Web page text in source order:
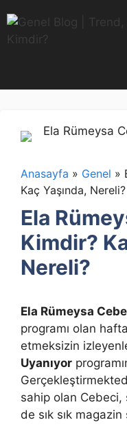
atla
Anasayfa » Genel »
Kaç Yaşında, Nereli?
Ela
Kimdir?
Nereli?
Ela Rümeysa
programı olan
etmeksizin
Uyanıyor
sahip olan Cebeci,
de sık sık